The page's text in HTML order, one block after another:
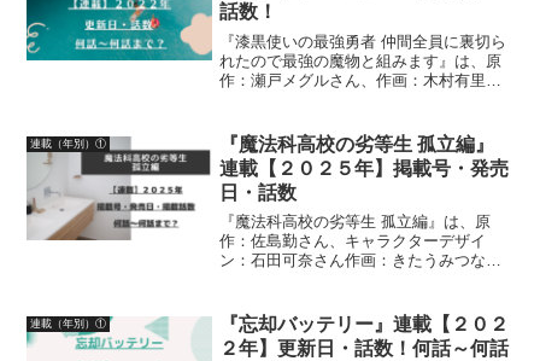
話数！
『漆黒使いの最強勇者 仲間全員に裏切ら
れたので最強の魔物と組みます』は、原
作：瀬戸メグルさん、作画：木村有里さ
２年】マンガUP！更新日、話数につい
て、詳しく紹介していま...
連載（年別）①
『魔法科高校の劣等生 孤立編』
連載【２０２５年】掲載号・発売
日・話数
『魔法科高校の劣等生 孤立編』は、原
作：佐島勤さん、キャラクターデザイ
ン：石田可奈さん作画：きたうみつなさ
年】月刊Gファンタジー掲載号、発売
日、掲載話数について、詳しく...
連載（年別）①
『忘却バッテリー』連載【２０２
２年】更新日・話数！何話～何話